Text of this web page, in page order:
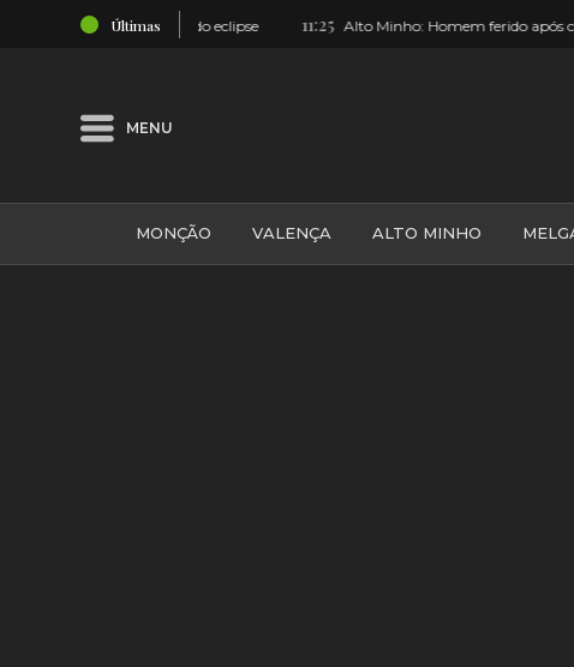
Últimas
excelência do eclipse 11:25 Alto Minho: Homem ferido após colisão entre
MENU
MONÇÃO VALENÇA ALTO MINHO